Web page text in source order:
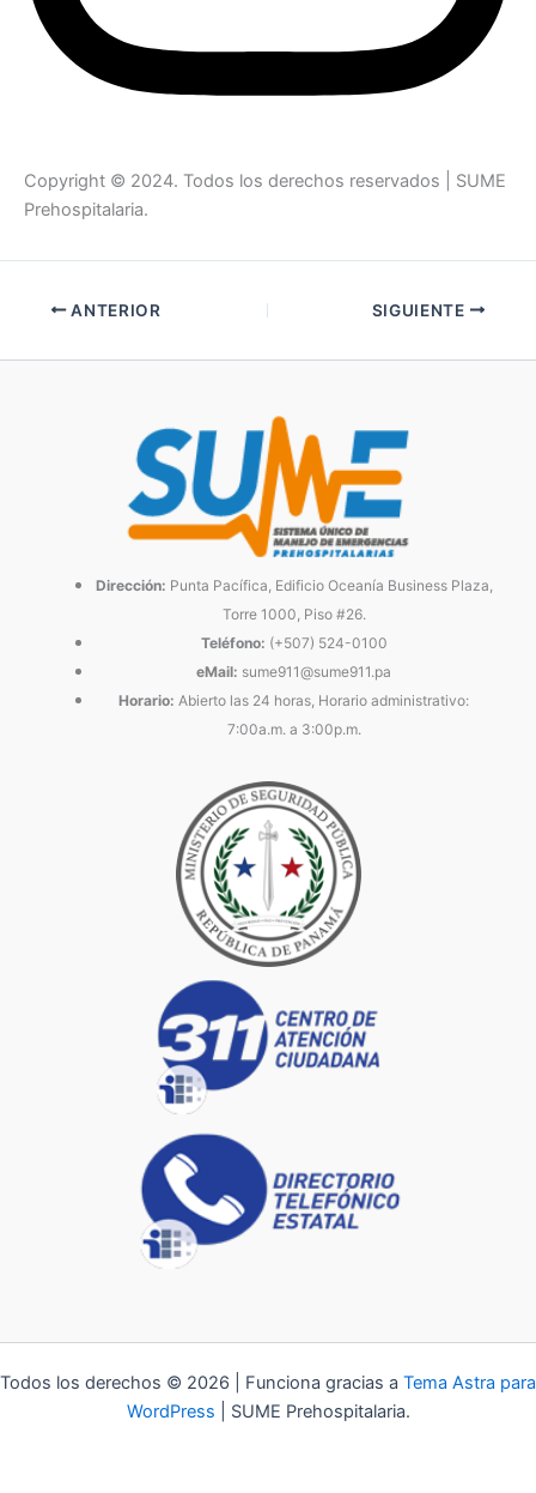
Copyright © 2024. Todos los derechos reservados | SUME
Prehospitalaria.
ANTERIOR SIGUIENTE
Dirección: Punta Pacífica, Edificio Oceanía Business Plaza,
Torre 1000, Piso #26.
Teléfono: (+507) 524-0100
eMail: sume911@sume911.pa
Horario: Abierto las 24 horas, Horario administrativo:
7:00a.m. a 3:00p.m.
Todos los derechos © 2026 | Funciona gracias a Tema Astra para
WordPress | SUME Prehospitalaria.